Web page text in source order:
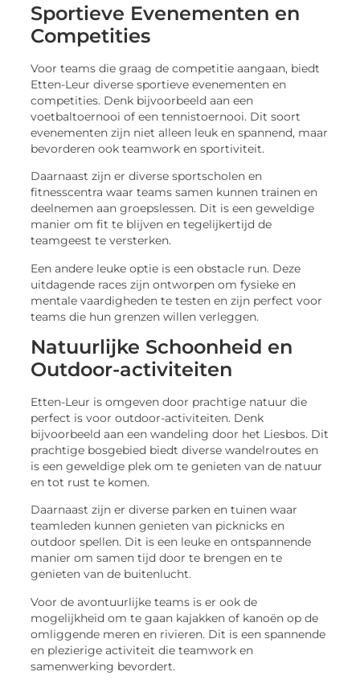
Sportieve Evenementen en
Competities
Voor teams die graag de competitie aangaan, biedt
Etten-Leur diverse sportieve evenementen en
competities. Denk bijvoorbeeld aan een
voetbaltoernooi of een tennistoernooi. Dit soort
evenementen zijn niet alleen leuk en spannend, maar
bevorderen ook teamwork en sportiviteit.
Daarnaast zijn er diverse sportscholen en
fitnesscentra waar teams samen kunnen trainen en
deelnemen aan groepslessen. Dit is een geweldige
manier om fit te blijven en tegelijkertijd de
teamgeest te versterken.
Een andere leuke optie is een obstacle run. Deze
uitdagende races zijn ontworpen om fysieke en
mentale vaardigheden te testen en zijn perfect voor
teams die hun grenzen willen verleggen.
Natuurlijke Schoonheid en
Outdoor-activiteiten
Etten-Leur is omgeven door prachtige natuur die
perfect is voor outdoor-activiteiten. Denk
bijvoorbeeld aan een wandeling door het Liesbos. Dit
prachtige bosgebied biedt diverse wandelroutes en
is een geweldige plek om te genieten van de natuur
en tot rust te komen.
Daarnaast zijn er diverse parken en tuinen waar
teamleden kunnen genieten van picknicks en
outdoor spellen. Dit is een leuke en ontspannende
manier om samen tijd door te brengen en te
genieten van de buitenlucht.
Voor de avontuurlijke teams is er ook de
mogelijkheid om te gaan kajakken of kanoën op de
omliggende meren en rivieren. Dit is een spannende
en plezierige activiteit die teamwork en
samenwerking bevordert.